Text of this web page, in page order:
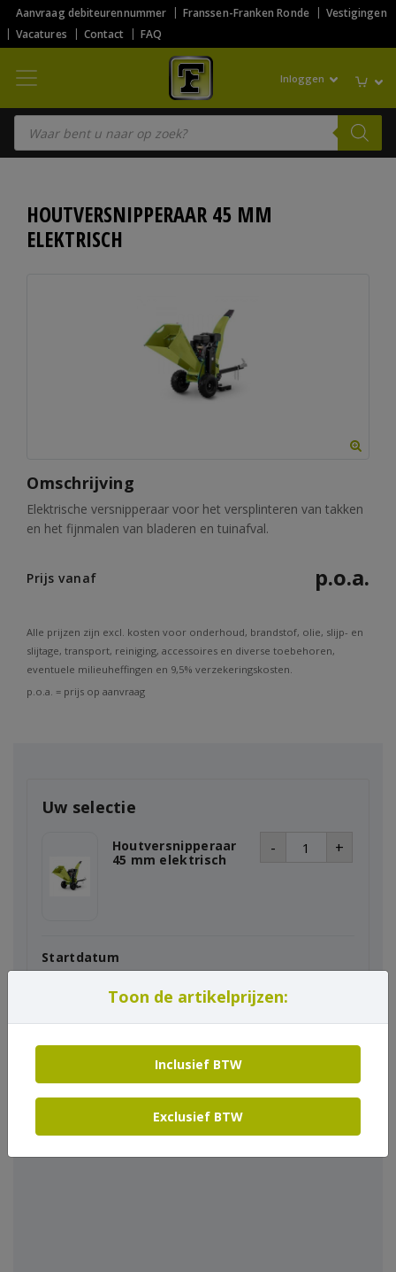
Aanvraag debiteurennummer Franssen-Franken Ronde
Vestigingen
Vacatures
Contact FAQ
Inloggen
Producten zoeken
HOUTVERSNIPPERAAR 45 MM
ELEKTRISCH
Omschrijving
Elektrische versnipperaar voor het versplinteren van takken
en het fijnmalen van bladeren en tuinafval.
Prijs vanaf p.o.a.
Alle prijzen zijn excl. kosten voor onderhoud, brandstof, olie, slijp- en
slijtage, transport, reiniging, accessoires en diverse toebehoren,
eventuele milieuheffingen en 9,5% verzekeringskosten.
p.o.a. = prijs op aanvraag
Uw selectie
Houtversnipperaar
45 mm elektrisch
- +
Startdatum
Einddatum
Toon de artikelprijzen:
Inclusief BTW
Exclusief BTW